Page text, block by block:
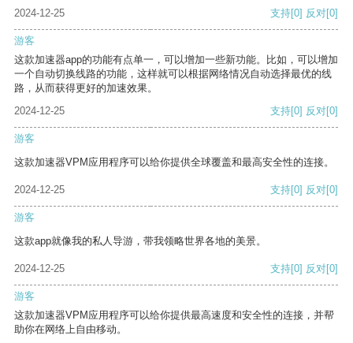
2024-12-25 支持[0] 反对[0]
游客
这款加速器app的功能有点单一，可以增加一些新功能。比如，可以增加
一个自动切换线路的功能，这样就可以根据网络情况自动选择最优的线
路，从而获得更好的加速效果。
2024-12-25
支持[0] 反对[0]
游客
这款加速器VPM应用程序可以给你提供全球覆盖和最高安全性的连接。
2024-12-25 支持[0] 反对[0]
游客
这款app就像我的私人导游，带我领略世界各地的美景。
2024-12-25 支持[0] 反对[0]
游客
这款加速器VPM应用程序可以给你提供最高速度和安全性的连接，并帮
助你在网络上自由移动。